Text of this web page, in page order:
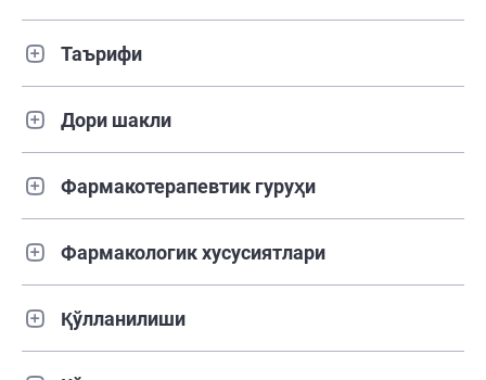
Таърифи
Дори шакли
Фармакотерапевтик гуруҳи
Фармакологик хусусиятлари
Қўлланилиши